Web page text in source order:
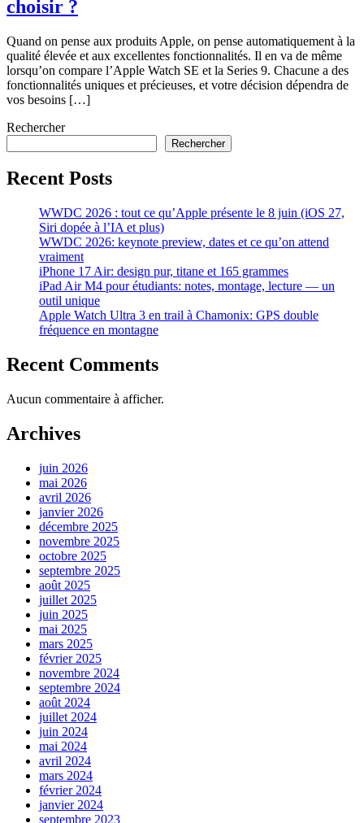
choisir ?
Quand on pense aux produits Apple, on pense automatiquement à la
qualité élevée et aux excellentes fonctionnalités. Il en va de même
lorsqu’on compare l’Apple Watch SE et la Series 9. Chacune a des
fonctionnalités uniques et précieuses, et votre décision dépendra de
vos besoins […]
Rechercher
Rechercher
Recent Posts
WWDC 2026 : tout ce qu’Apple présente le 8 juin (iOS 27,
Siri dopée à l’IA et plus)
WWDC 2026: keynote preview, dates et ce qu’on attend
vraiment
iPhone 17 Air: design pur, titane et 165 grammes
iPad Air M4 pour étudiants: notes, montage, lecture — un
outil unique
Apple Watch Ultra 3 en trail à Chamonix: GPS double
fréquence en montagne
Recent Comments
Aucun commentaire à afficher.
Archives
juin 2026
mai 2026
avril 2026
janvier 2026
décembre 2025
novembre 2025
octobre 2025
septembre 2025
août 2025
juillet 2025
juin 2025
mai 2025
mars 2025
février 2025
novembre 2024
septembre 2024
août 2024
juillet 2024
juin 2024
mai 2024
avril 2024
mars 2024
février 2024
janvier 2024
septembre 2023